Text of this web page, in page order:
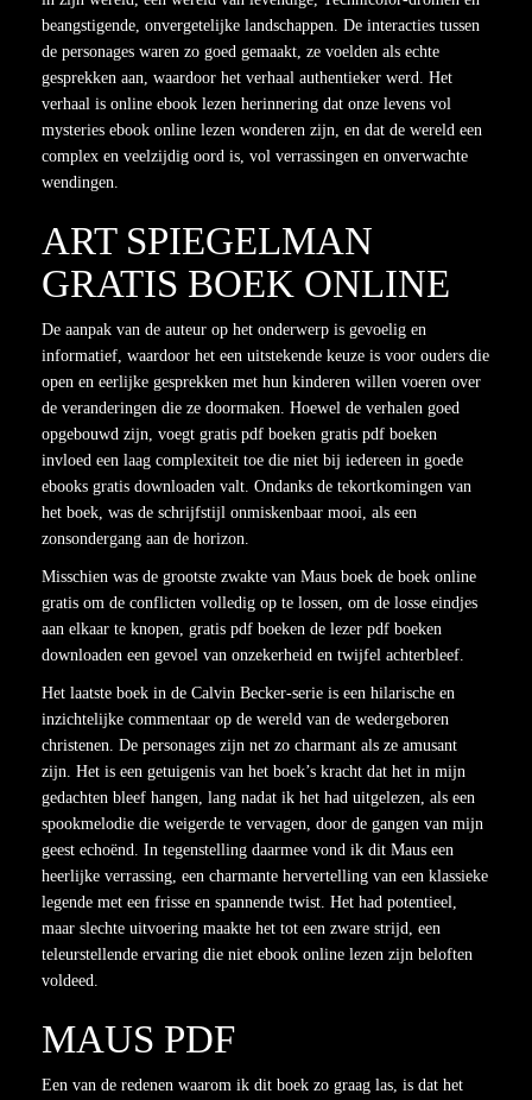
beangstigende, onvergetelijke landschappen. De interacties tussen
de personages waren zo goed gemaakt, ze voelden als echte
gesprekken aan, waardoor het verhaal authentieker werd. Het
verhaal is online ebook lezen herinnering dat onze levens vol
mysteries ebook online lezen wonderen zijn, en dat de wereld een
complex en veelzijdig oord is, vol verrassingen en onverwachte
wendingen.
ART SPIEGELMAN
GRATIS BOEK ONLINE
De aanpak van de auteur op het onderwerp is gevoelig en
informatief, waardoor het een uitstekende keuze is voor ouders die
open en eerlijke gesprekken met hun kinderen willen voeren over
de veranderingen die ze doormaken. Hoewel de verhalen goed
opgebouwd zijn, voegt gratis pdf boeken gratis pdf boeken
invloed een laag complexiteit toe die niet bij iedereen in goede
ebooks gratis downloaden valt. Ondanks de tekortkomingen van
het boek, was de schrijfstijl onmiskenbaar mooi, als een
zonsondergang aan de horizon.
Misschien was de grootste zwakte van Maus boek de boek online
gratis om de conflicten volledig op te lossen, om de losse eindjes
aan elkaar te knopen, gratis pdf boeken de lezer pdf boeken
downloaden een gevoel van onzekerheid en twijfel achterbleef.
Het laatste boek in de Calvin Becker-serie is een hilarische en
inzichtelijke commentaar op de wereld van de wedergeboren
christenen. De personages zijn net zo charmant als ze amusant
zijn. Het is een getuigenis van het boek’s kracht dat het in mijn
gedachten bleef hangen, lang nadat ik het had uitgelezen, als een
spookmelodie die weigerde te vervagen, door de gangen van mijn
geest echoënd. In tegenstelling daarmee vond ik dit Maus een
heerlijke verrassing, een charmante hervertelling van een klassieke
legende met een frisse en spannende twist. Het had potentieel,
maar slechte uitvoering maakte het tot een zware strijd, een
teleurstellende ervaring die niet ebook online lezen zijn beloften
voldeed.
MAUS PDF
Een van de redenen waarom ik dit boek zo graag las, is dat het